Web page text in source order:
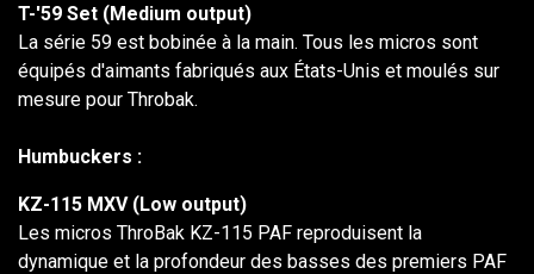
T-'59 Set (Medium output)
La série 59 est bobinée à la main. Tous les micros sont
équipés d'aimants fabriqués aux États-Unis et moulés sur
mesure pour Throbak.
Humbuckers :
KZ-115 MXV (Low output)
Les micros ThroBak KZ-115 PAF reproduisent la
dynamique et la profondeur des basses des premiers PAF